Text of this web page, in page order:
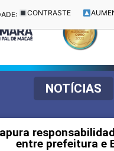
CONTRASTE
NOTÍCIAS
entre prefeitura e